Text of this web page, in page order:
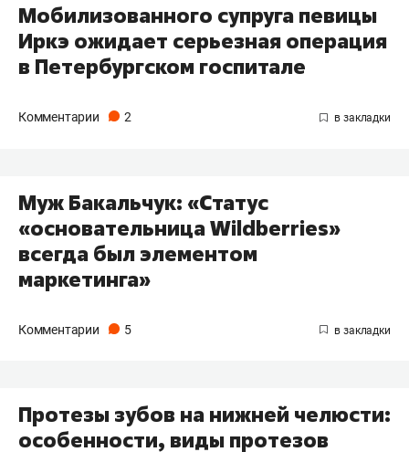
Мобилизованного супруга певицы
Иркэ ожидает серьезная операция
в Петербургском госпитале
Комментарии 2
Муж Бакальчук: «Статус
«основательница Wildberries»
всегда был элементом
маркетинга»
Комментарии 5
Протезы зубов на нижней челюсти:
особенности, виды протезов